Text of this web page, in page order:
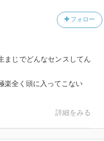
フォロー
まじでどんなセンスしてん
楽全く頭に入ってこない
詳細をみる